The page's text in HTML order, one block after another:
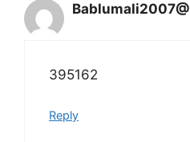
Bablumali2007@
395162
Reply